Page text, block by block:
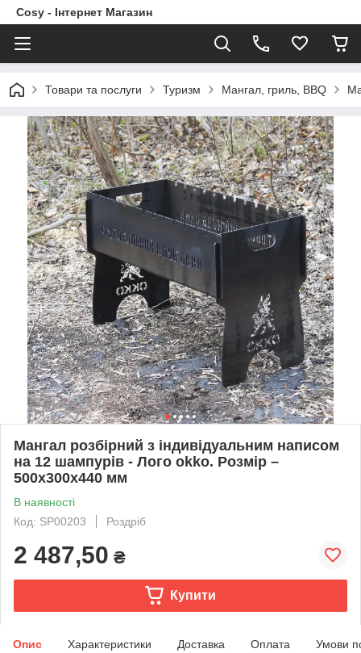
Cosy - Інтернет Магазин
Товари та послуги Туризм Мангал, гриль, BBQ
Мангал розбірний з індивідуальним написом
на 12 шампурів - Лого okko. Розмір –
500х300х440 мм
В наявності
Код: SP00203
Роздріб
2 487,50 ₴
Купити
Опис Характеристики Доставка Оплата Умови